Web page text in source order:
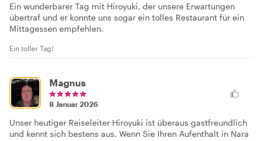
Ein wunderbarer Tag mit Hiroyuki, der unsere Erwartungen
übertraf und er konnte uns sogar ein tolles Restaurant für ein
Mittagessen empfehlen.
Ein toller Tag!
Magnus
8 Januar 2026
Unser heutiger Reiseleiter Hiroyuki ist überaus gastfreundlich
und kennt sich bestens aus. Wenn Sie Ihren Aufenthalt in Nara